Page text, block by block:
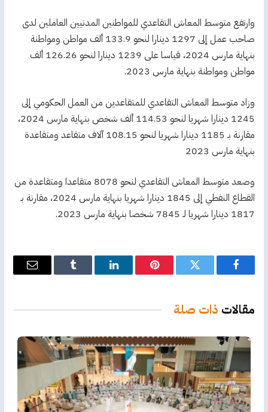
وارتفع متوسط المعاش التقاعدي للمواطنين المدنيين العاملين لدى
صاحب عمل إلى 1297 دينارا لنحو 133.9 ألف مواطن ومواطنة
بنهاية مارس 2024، قياسا على 1239 دينارا لنحو 126.26 ألف
مواطن ومواطنة بنهاية مارس 2023.
وزاد متوسط المعاش التقاعدي للمتقاعدين من العمل الحكومي إلى
1245 دينارا شهريا لنحو 114.53 ألف شخص بنهاية مارس 2024،
مقارنة بـ 1185 دينارا شهريا لنحو 108.15 آلاف متقاعد ومتقاعدة
بنهاية مارس 2023
وصعد متوسط المعاش التقاعدي لنحو 8078 متقاعدا ومتقاعدة من
القطاع النفطي إلى 1845 دينارا شهريا بنهاية مارس 2024، مقارنة بـ
1817 دينارا شهريا لـ 7845 شخصا بنهاية مارس 2023.
فيسبوك تويتر بينتيريستلينكدإن Tumblr
البريد
مقالات ذات صلة